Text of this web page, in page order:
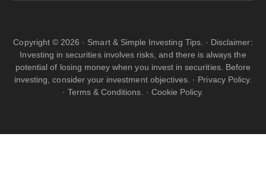
Copyright © 2026 · Smart & Simple Investing Tips. · Disclaimer:
Investing in securities involves risks, and there is always the
potential of losing money when you invest in securities. Before
investing, consider your investment objectives. · Privacy Policy.
· Terms & Conditions. · Cookie Policy.